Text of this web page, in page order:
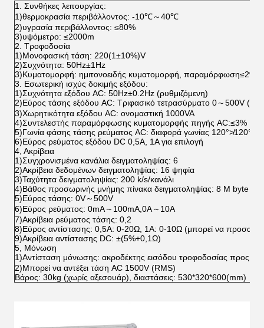
1. Συνθήκες λειτουργίας:
1)θερμοκρασία περιβάλλοντος: -10℃～40℃
2)υγρασία περιβάλλοντος: ≤80%
3)υψόμετρο: ≤2000m
2. Τροφοδοσία
1)Μονοφασική τάση: 220(1±10%)V
2)Συχνότητα: 50Hz±1Hz
3)Κυματομορφή: ημιτονοειδής κυματομορφή, παραμόρφωση≤2%
3. Εσωτερική ισχύς δοκιμής εξόδου:
1)Συχνότητα εξόδου AC: 50Hz±0.2Hz (ρυθμιζόμενη)
2)Εύρος τάσης εξόδου AC: Τριφασικό τετρασύρματο 0～500V
3)Χωρητικότητα εξόδου AC: ονομαστική 1000VA
4)Συντελεστής παραμόρφωσης κυματομορφής πηγής AC:≤3%
5)Γωνία φάσης τάσης ρεύματος AC: διαφορά γωνίας 120°≯120°±1°
6)Εύρος ρεύματος εξόδου DC 0,5A, 1A για επιλογή
4, Ακρίβεια
1)Συγχρονισμένα κανάλια δειγματοληψίας: 6
2)Ακρίβεια δεδομένων δειγματοληψίας: 16 ψηφία
3)Ταχύτητα δειγματοληψίας: 200 k/s/κανάλι
4)Βάθος προσωρινής μνήμης πίνακα δειγματοληψίας: 8 M byte
5)Εύρος τάσης: 0V～500V
6)Εύρος ρεύματος: 0mA～100mA,0A～10A
7)Ακρίβεια ρεύματος τάσης: 0,2
8)Εύρος αντίστασης: 0,5A: 0-20Ω, 1A: 0-10Ω (μπορεί να
9)Ακρίβεια αντίστασης DC: ±(5%+0,1Ω)
5, Μόνωση
1)Αντίσταση μόνωσης: ακροδέκτης εισόδου τροφοδοσίας προς
2)Μπορεί να αντέξει τάση AC 1500V (RMS)
Βάρος: 30kg (χωρίς αξεσουάρ), διαστάσεις: 530*320*600(mm)